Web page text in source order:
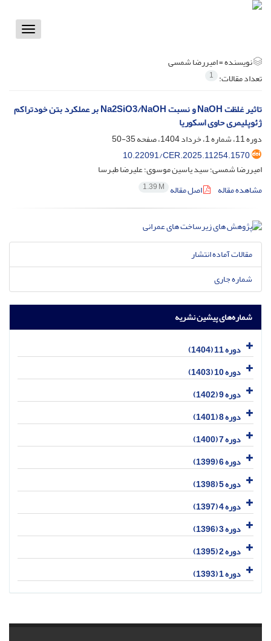
Toggle
نویسنده =امیررضا شمسی
تعداد مقالات: 1
تاثیر غلظت NaOH و نسبت Na2SiO3/NaOH بر عملکرد بتن خودتراکم
ژئوپلیمری حاوی اسکوریا
دوره 11، شماره 1، خرداد 1404، صفحه
35-50
10.22091/CER.2025.11254.1570
امیررضا شمسی؛ سید یاسین موسوی؛ علیرضا طبرسا
مشاهده مقاله
اصل مقاله 1.39 M
مقالات آماده انتشار
شماره جاری
شماره‌های پیشین نشریه
دوره 11 (1404)
دوره 10 (1403)
دوره 9 (1402)
دوره 8 (1401)
دوره 7 (1400)
دوره 6 (1399)
دوره 5 (1398)
دوره 4 (1397)
دوره 3 (1396)
دوره 2 (1395)
دوره 1 (1393)